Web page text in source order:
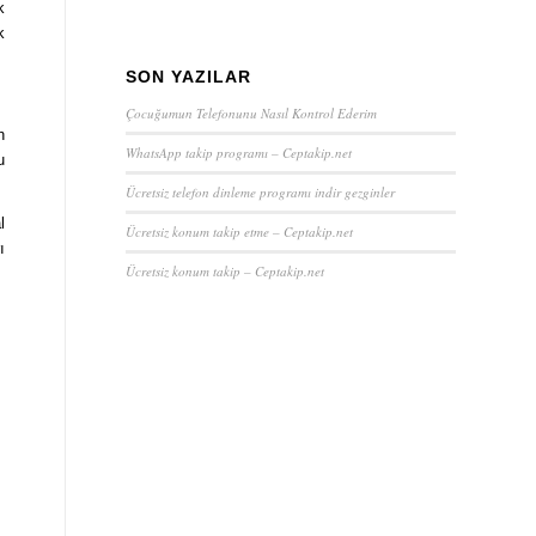
SON YAZILAR
Çocuğumun Telefonunu Nasıl Kontrol Ederim
WhatsApp takip programı – Ceptakip.net
Ücretsiz telefon dinleme programı indir gezginler
Ücretsiz konum takip etme – Ceptakip.net
Ücretsiz konum takip – Ceptakip.net